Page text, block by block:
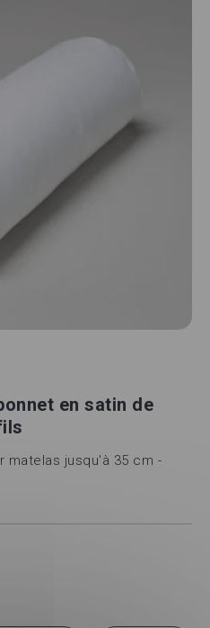
en satin de
matelas jusqu'à 35 cm -